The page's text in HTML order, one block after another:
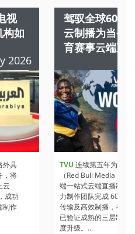
视
构如
2026
外具
，将
云
成功
制作
驾驭全球60+
云制播为当今
育赛事云端直
TVU 连续第五年为红牛
（Red Bull Media
端一站式云端直播制作
力制作团队完成 60+ 路
传输及高效制播，在
已验证成熟的三层制作
度升级。...